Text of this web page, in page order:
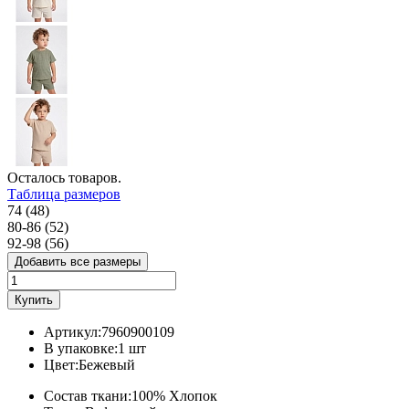
Осталось товаров.
Таблица размеров
74 (48)
80-86 (52)
92-98 (56)
Добавить все размеры
Купить
Артикул:7960900109
В упаковке:1 шт
Цвет:Бежевый
Состав ткани:100% Хлопок